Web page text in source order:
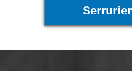
Serrurier